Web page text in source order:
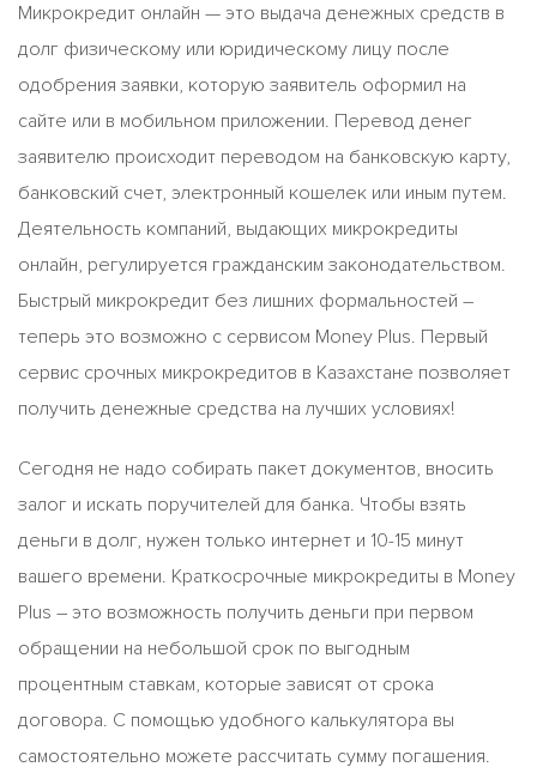
Микрокредит онлайн — это выдача денежных средств в
долг физическому или юридическому лицу после
одобрения заявки, которую заявитель оформил на
сайте или в мобильном приложении. Перевод денег
заявителю происходит переводом на банковскую карту,
банковский счет, электронный кошелек или иным путем.
Деятельность компаний, выдающих микрокредиты
онлайн, регулируется гражданским законодательством.
Быстрый микрокредит без лишних формальностей –
теперь это возможно с сервисом Money Plus. Первый
сервис срочных микрокредитов в Казахстане позволяет
получить денежные средства на лучших условиях!
Сегодня не надо собирать пакет документов, вносить
залог и искать поручителей для банка. Чтобы взять
деньги в долг, нужен только интернет и 10-15 минут
вашего времени. Краткосрочные микрокредиты в Money
Plus – это возможность получить деньги при первом
обращении на небольшой срок по выгодным
процентным ставкам, которые зависят от срока
договора. С помощью удобного калькулятора вы
самостоятельно можете рассчитать сумму погашения.